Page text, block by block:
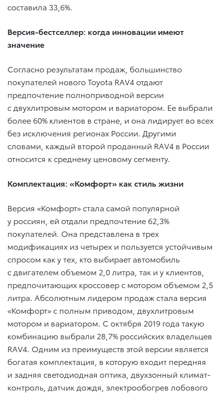
составила 33,6%.
Версия-бестселлер: когда инновации имеют
значение
Согласно результатам продаж, большинство
покупателей нового Toyota RAV4 отдают
предпочтение полноприводной версии
с двухлитровым мотором и вариатором. Ее выбрали
более 60% клиентов в стране, и она лидирует во всех
без исключения регионах России. Другими
словами, каждый второй проданный RAV4 в России
относится к среднему ценовому сегменту.
Комплектация: «Комфорт» как стиль жизни
Версия «Комфорт» стала самой популярной
у россиян, ей отдали предпочтение 62,3%
покупателей. Она представлена в трех
модификациях из четырех и пользуется устойчивым
спросом как у тех, кто выбирает автомобиль
с двигателем объемом 2,0 литра, так и у клиентов,
предпочитающих кроссовер с мотором объемом 2,5
литра. Абсолютным лидером продаж стала версия
«Комфорт» с полным приводом, двухлитровым
мотором и вариатором. С октября 2019 года такую
комбинацию выбрали 28,7% российских владельцев
RAV4. Одним из преимуществ этой версии является
богатая комплектация, в которую входит передняя
и задняя светодиодная оптика, двухзонный климат-
контроль, датчик дождя, электрообогрев лобового